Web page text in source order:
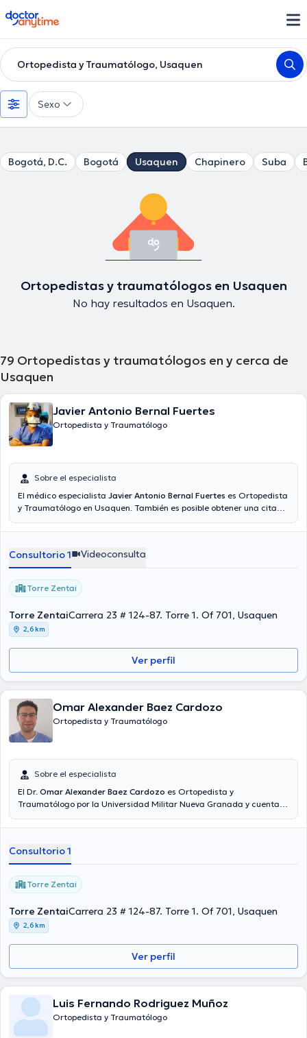
doctoranytime
Ortopedista y Traumatólogo, Usaquen
Sexo
Bogotá, D.C. Bogotá Usaquen Chapinero Suba
Ortopedistas y traumatólogos en Usaquen
No hay resultados en Usaquen.
79 Ortopedistas y traumatólogos en y cerca de
Usaquen
Javier Antonio Bernal Fuertes
Ortopedista y Traumatólogo
Sobre el especialista
El médico especialista Javier Antonio Bernal Fuertes es Ortopedista
y Traumatólogo en Usaquen. También es posible obtener una cita
Azul son aceptadas.
Consultorio 1 Videoconsulta
Torre Zentai
Torre ZentaiCarrera 23 # 124-87. Torre 1. Of 701, Usaquen
2,6 km
Ver perfil
Omar Alexander Baez Cardozo
Ortopedista y Traumatólogo
Sobre el especialista
El Dr. Omar Alexander Baez Cardozo es Ortopedista y
Traumatólogo por la Universidad Militar Nueva Granada y cuenta
Fundación Universitaria de las Ciencias de la Salud.
Consultorio 1
Torre Zentai
Torre ZentaiCarrera 23 # 124-87. Torre 1. Of 701, Usaquen
2,6 km
Ver perfil
Luis Fernando Rodriguez Muñoz
Ortopedista y Traumatólogo